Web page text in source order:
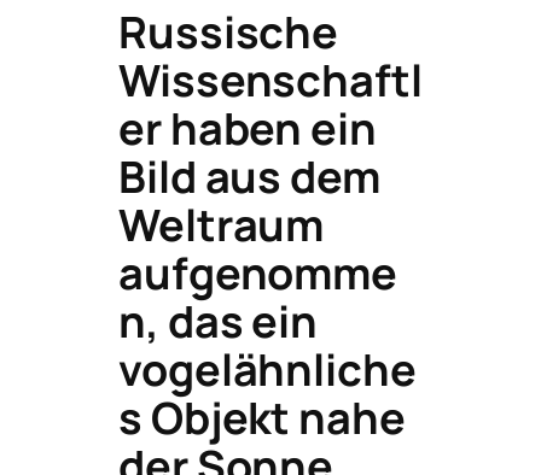
Russische
Wissenschaftl
er haben ein
Bild aus dem
Weltraum
aufgenomme
n, das ein
vogelähnliche
s Objekt nahe